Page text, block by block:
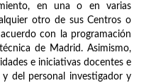
en una o en varias
otro de sus Centros o
con la programación
de Madrid. Asimismo,
e iniciativas docentes e
del personal investigador y